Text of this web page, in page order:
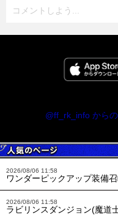
コメントしよう...
@ff_rk_info から
2026/08/06 11:58
ワンダーピックアップ装備
2026/08/06 11:58
ラビリンスダンジョン(魔道